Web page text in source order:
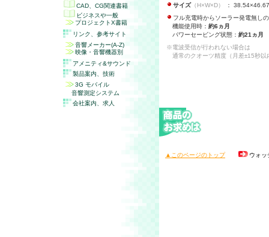
CAD、CG関連書籍
ビジネスや一般
プロジェクトX書籍
リンク、参考サイト
音響メーカー(A-Z)
映像・音響機器別
アメニティ&サウンド
製品案内、技術
3G モバイル
音響測定システム
会社案内、求人
サイズ（H×W×D）
：
フル充電時からソーラー発電無し
機能使用時： 約6ヵ月
パワーセービング状態： 約21ヵ月
※電波受信が行われない場合は
通常のクオーツ精度（月差±15秒以
▲このページのトップ ウォッ